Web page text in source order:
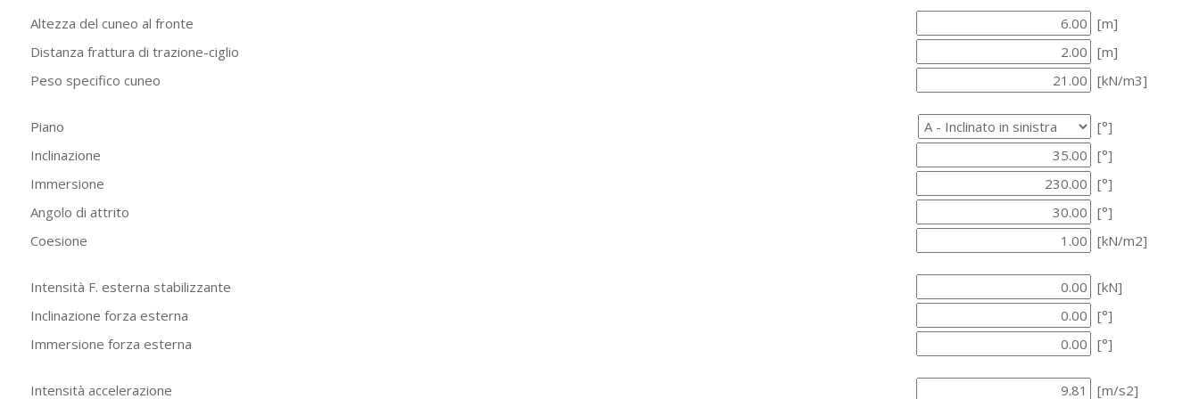
Altezza del cuneo al fronte
[m]
Distanza frattura di trazione-ciglio
[m]
Peso specifico cuneo
[kN/m3]
Piano
[°]
Inclinazione
[°]
Immersione
[°]
Angolo di attrito
[°]
Coesione
[kN/m2]
Intensità F. esterna stabilizzante
[kN]
Inclinazione forza esterna
[°]
Immersione forza esterna
[°]
Intensità accelerazione
[m/s2]